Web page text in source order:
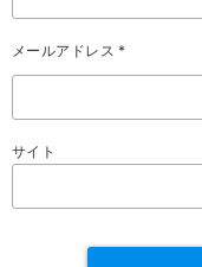
メールアドレス*
サイト